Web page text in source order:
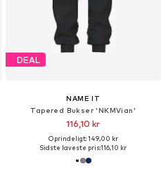
DEAL
NAME IT
Tapered Bukser 'NKMVian'
116,10 kr
Oprindeligt: 149,00 kr
Sidste laveste pris:116,10 kr